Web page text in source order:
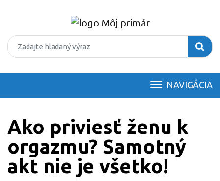
NAVIGÁCIA
Ako priviesť ženu k
orgazmu? Samotný
akt nie je všetko!